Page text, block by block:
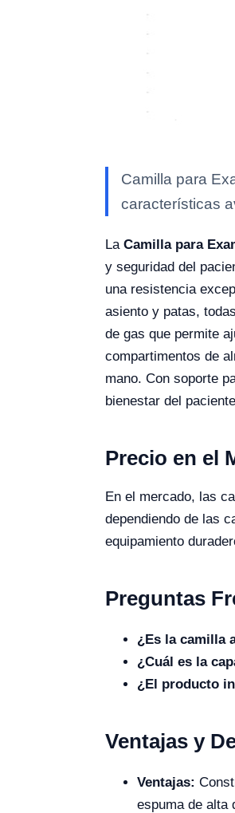
Camilla para
características
La Camilla para
y seguridad del
una resistencia
asiento y patas,
de gas que permite
compartimentos de
mano. Con soporte
bienestar del
Precio en el
En el mercado, las
dependiendo de las
equipamiento
Preguntas
¿Es la camilla
¿Cuál es la
¿El producto
Ventajas y
Ventajas:
espuma de alta